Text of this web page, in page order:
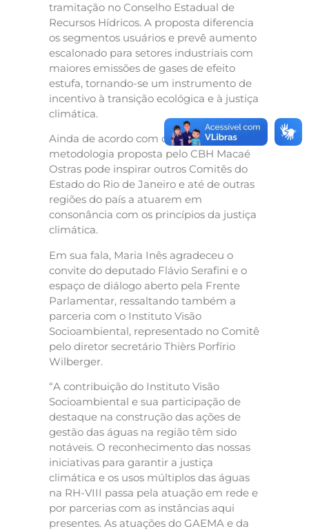
tramitação no Conselho Estadual de
Recursos Hídricos. A proposta diferencia
os segmentos usuários e prevê aumento
escalonado para setores industriais com
maiores emissões de gases de efeito
estufa, tornando-se um instrumento de
incentivo à transição ecológica e à justiça
climática.
Ainda de acordo com o promotor, a
metodologia proposta pelo CBH Macaé
Ostras pode inspirar outros Comitês do
Estado do Rio de Janeiro e até de outras
regiões do país a atuarem em
consonância com os princípios da justiça
climática.
Em sua fala, Maria Inês agradeceu o
convite do deputado Flávio Serafini e o
espaço de diálogo aberto pela Frente
Parlamentar, ressaltando também a
parceria com o Instituto Visão
Socioambiental, representado no Comitê
pelo diretor secretário Thièrs Porfírio
Wilberger.
“A contribuição do Instituto Visão
Socioambiental e sua participação de
destaque na construção das ações de
gestão das águas na região têm sido
notáveis. O reconhecimento das nossas
iniciativas para garantir a justiça
climática e os usos múltiplos das águas
na RH-VIII passa pela atuação em rede e
por parcerias com as instâncias aqui
presentes. As atuações do GAEMA e da